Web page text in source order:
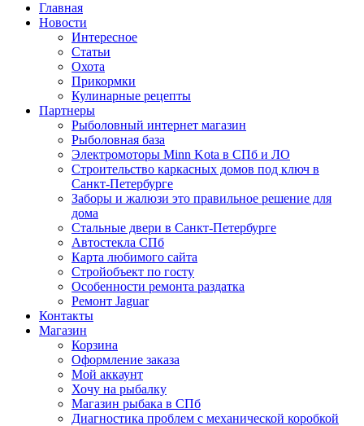
Главная
Новости
Интересное
Статьи
Охота
Прикормки
Кулинарные рецепты
Партнеры
Рыболовный интернет магазин
Рыболовная база
Электромоторы Minn Kota в СПб и ЛО
Строительство каркасных домов под ключ в
Санкт-Петербурге
Заборы и жалюзи это правильное решение для
дома
Стальные двери в Санкт-Петербурге
Автостекла СПб
Карта любимого сайта
Стройобъект по госту
Особенности ремонта раздатка
Ремонт Jaguar
Контакты
Магазин
Корзина
Оформление заказа
Мой аккаунт
Хочу на рыбалку
Магазин рыбака в СПб
Диагностика проблем с механической коробкой